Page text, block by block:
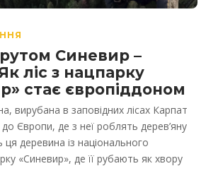
Синевир –
ліс з нацпарку
стає європіддоном
вирубана в заповідних лісах Карпат
Європи, де з неї роблять дерев’яну
деревина із національного
«Синевир», де її рубають як хвору